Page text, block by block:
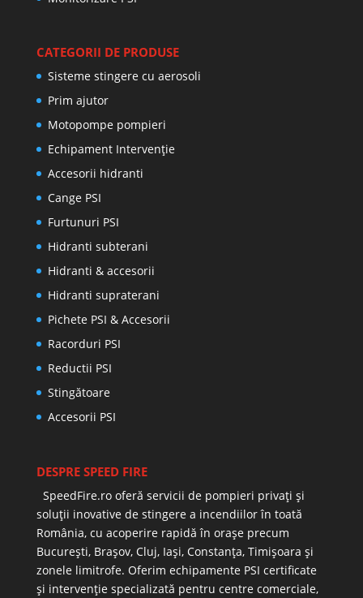
CATEGORII DE PRODUSE
Sisteme stingere cu aerosoli
Prim ajutor
Motopompe pompieri
Echipament Intervenție
Accesorii hidranti
Cange PSI
Furtunuri PSI
Hidranti subterani
Hidranti & accesorii
Hidranti supraterani
Pichete PSI & Accesorii
Racorduri PSI
Reductii PSI
Stingătoare
Accesorii PSI
DESPRE SPEED FIRE
SpeedFire.ro oferă servicii de pompieri privați și
soluții inovative de stingere a incendiilor în toată
România, cu acoperire rapidă în orașe precum
București, Brașov, Cluj, Iași, Constanța, Timișoara și
zonele limitrofe. Oferim echipamente PSI certificate
și intervenție specializată pentru centre comerciale,